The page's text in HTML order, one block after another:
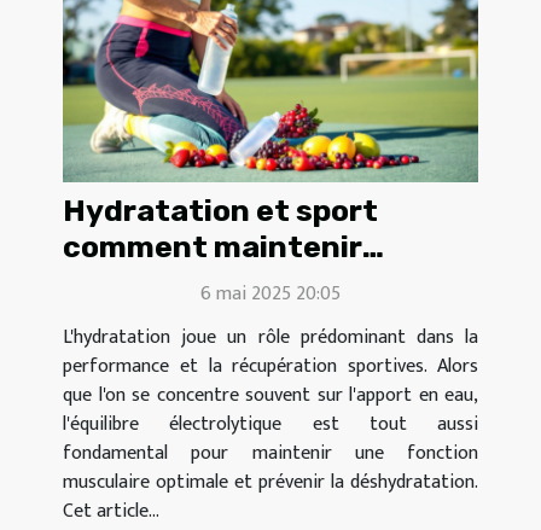
Hydratation et sport
comment maintenir
l'équilibre électrolytique
6 mai 2025 20:05
L'hydratation joue un rôle prédominant dans la
performance et la récupération sportives. Alors
que l'on se concentre souvent sur l'apport en eau,
l'équilibre électrolytique est tout aussi
fondamental pour maintenir une fonction
musculaire optimale et prévenir la déshydratation.
Cet article...